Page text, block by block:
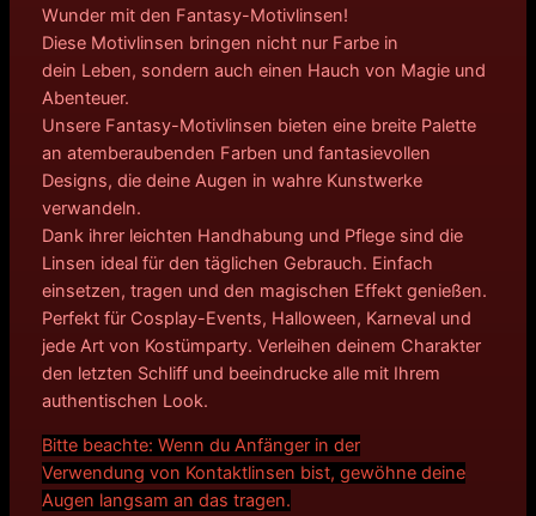
Wunder mit den Fantasy-Motivlinsen!
Diese Motivlinsen bringen nicht nur Farbe in
dein Leben, sondern auch einen Hauch von Magie und
Abenteuer.
Unsere Fantasy-Motivlinsen bieten eine breite Palette
an atemberaubenden Farben und fantasievollen
Designs, die deine Augen in wahre Kunstwerke
verwandeln.
Dank ihrer leichten Handhabung und Pflege sind die
Linsen ideal für den täglichen Gebrauch. Einfach
einsetzen, tragen und den magischen Effekt genießen.
Perfekt für Cosplay-Events, Halloween, Karneval und
jede Art von Kostümparty. Verleihen deinem Charakter
den letzten Schliff und beeindrucke alle mit Ihrem
authentischen Look.
Bitte beachte: Wenn du Anfänger in der
Verwendung von Kontaktlinsen bist, gewöhne deine
Augen langsam an das tragen.